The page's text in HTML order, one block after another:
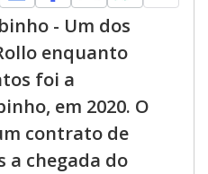
- Um dos
enquanto
foi a
em 2020. O
contrato de
a chegada do